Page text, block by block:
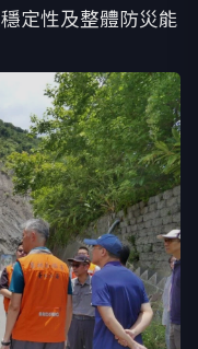
定性及整體防災能